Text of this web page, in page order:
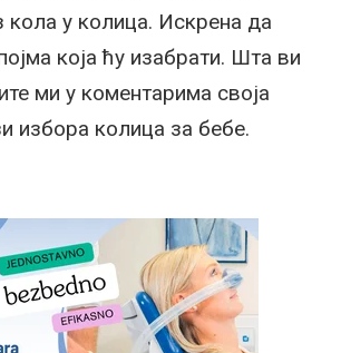
кола у колица. Искрена да
која ћу изабрати. Шта ви
ми у коментарима своја
избора колица за бебе.